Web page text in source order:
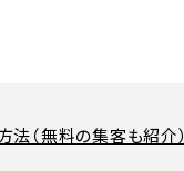
（無料の集客も紹介）